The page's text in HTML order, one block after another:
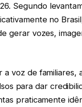
Segundo
no
gerar vozes,
voz de familiares,
para dar
praticamente